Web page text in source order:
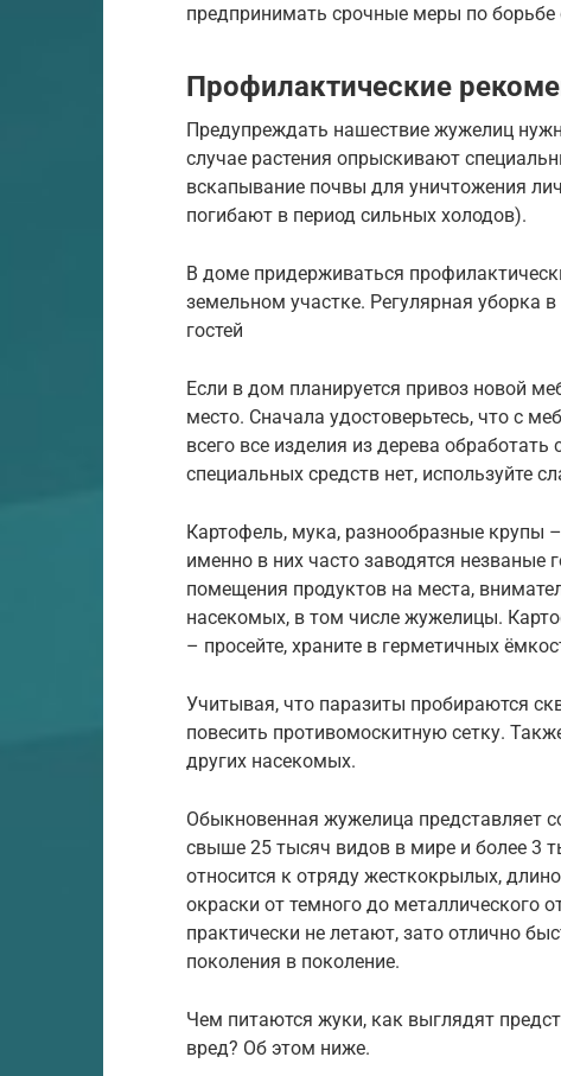
предпринимать срочные меры по борьбе
Профилактические
Предупреждать нашествие жужелиц
случае растения опрыскивают
вскапывание почвы для уничтожения
погибают в период сильных холодов).
В доме придерживаться
земельном участке. Регулярная уборка
гостей
Если в дом планируется привоз новой
место. Сначала удостоверьтесь, что с
всего все изделия из дерева
специальных средств нет, используйте
Картофель, мука, разнообразные
именно в них часто заводятся незваные
помещения продуктов на места,
насекомых, в том числе жужелицы.
– просейте, храните в герметичных
Учитывая, что паразиты пробираются
повесить противомоскитную сетку.
других насекомых.
Обыкновенная жужелица представляет
свыше 25 тысяч видов в мире и более 3
относится к отряду жесткокрылых,
окраски от темного до металлического
практически не летают, зато отлично
поколения в поколение.
Чем питаются жуки, как выглядят
вред? Об этом ниже.